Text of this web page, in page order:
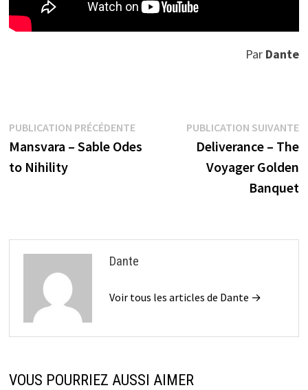
Par Dante
Navigation
de
l’article
PUBLICATION PRÉCÉDENTEPublication
précédente :
Mansvara – Sable Odes
to Nihility
PUBLICATION SUIVANTE
Deliverance – The
Voyager Golden
Banquet
Dante
Voir tous les articles de Dante →
VOUS POURRIEZ AUSSI AIMER